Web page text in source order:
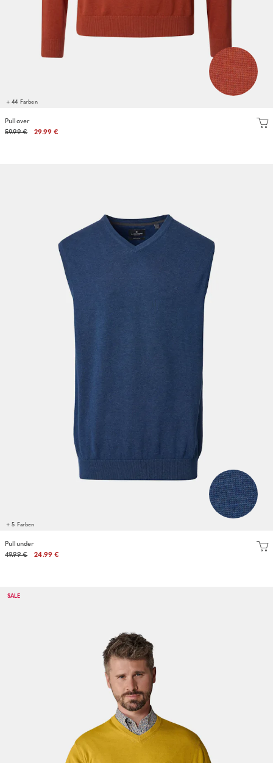
+ 44 Farben
Pullover
59.99 €
29.99 €
+ 5 Farben
Pullunder
49.99 €
24.99 €
SALE